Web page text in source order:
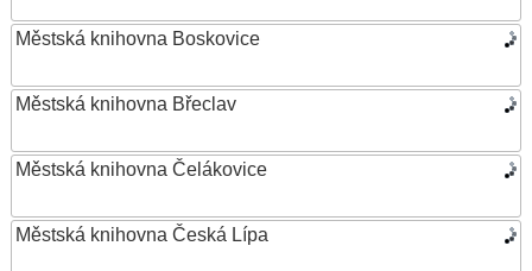
Městská knihovna Boskovice
Městská knihovna Břeclav
Městská knihovna Čelákovice
Městská knihovna Česká Lípa